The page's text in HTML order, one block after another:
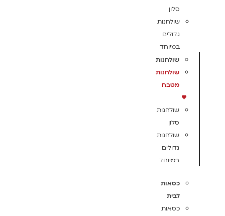
סלון
שולחנות
גדולים
במיוחד
שולחנות
שולחנות
מטבח
שולחנות
סלון
שולחנות
גדולים
במיוחד
כסאות
לבית
כסאות